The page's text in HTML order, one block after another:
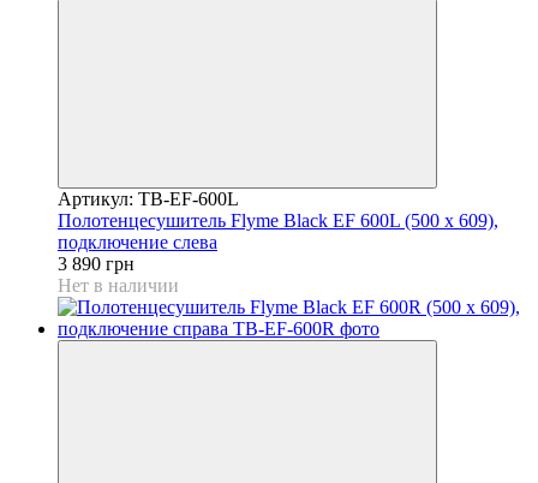
Артикул: TB-EF-600L
Полотенцесушитель Flyme Black EF 600L (500 х 609),
подключение слева
3 890 грн
Нет в наличии